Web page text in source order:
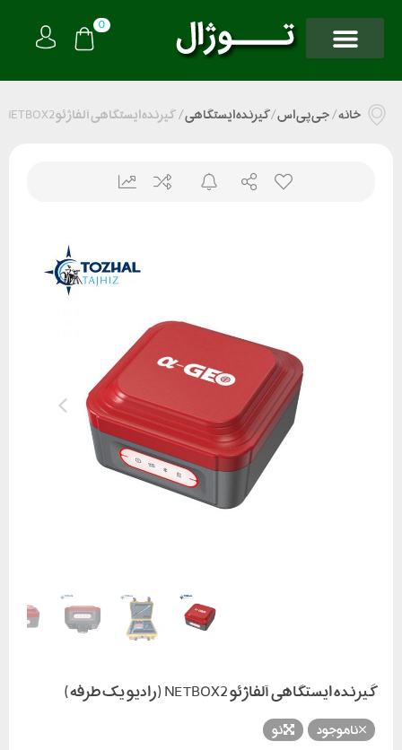
0
خانه/جی پی اس/گیرنده ایستگاهی/ گیرنده ایستگاهی آلفاژئو NETBOX2 (رادیو یک طرفه)
گیرنده ایستگاهی آلفاژئو NETBOX2 (رادیو یک طرفه)
ناموجود
نو